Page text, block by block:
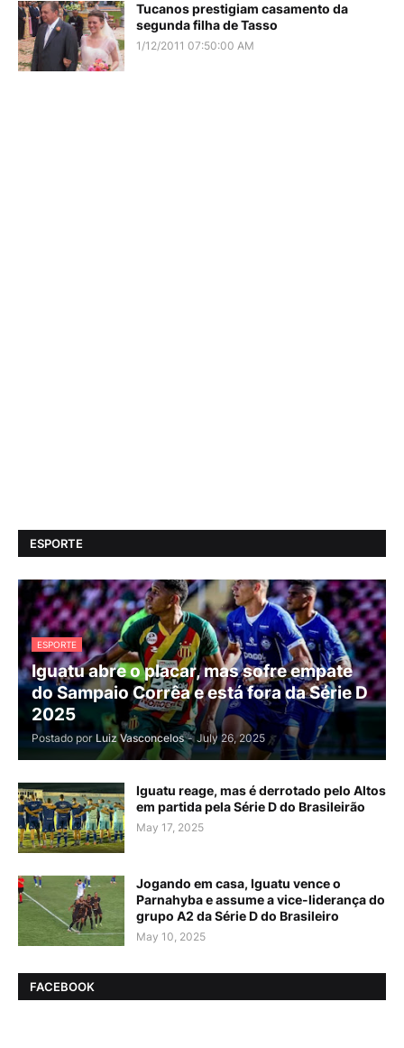
Tucanos prestigiam casamento da
segunda filha de Tasso
1/12/2011 07:50:00 AM
ESPORTE
ESPORTE
Iguatu abre o placar, mas sofre empate
do Sampaio Corrêa e está fora da Série D
2025
Postado por Luiz Vasconcelos - July 26, 2025
Iguatu reage, mas é derrotado pelo Altos
em partida pela Série D do Brasileirão
May 17, 2025
Jogando em casa, Iguatu vence o
Parnahyba e assume a vice-liderança do
grupo A2 da Série D do Brasileiro
May 10, 2025
FACEBOOK